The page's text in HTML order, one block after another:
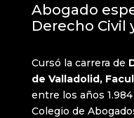
Abogado
Derecho Civil
Cursó la carrera de
de Valladolid,
entre los años
Colegio de